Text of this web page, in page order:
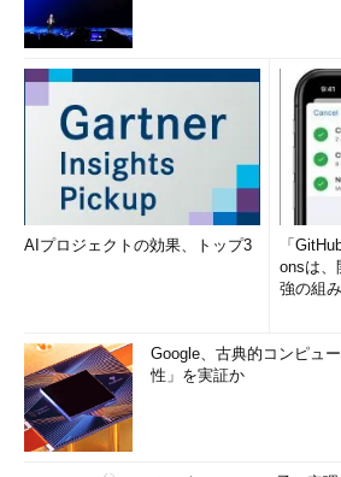
AIプロジェクトの効果、トップ3
「
onsは、
強の組
Google、古典的コンピュ
性」を実証か